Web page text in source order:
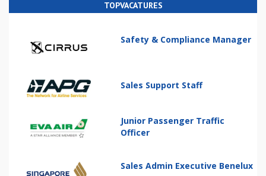
TOPVACATURES
Safety & Compliance Manager
Sales Support Staff
Junior Passenger Traffic
Officer
Sales Admin Executive Benelux